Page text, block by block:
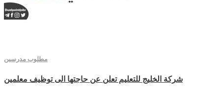
مطلوب مدرسين
شركة الخليج للتعليم تعلن عن حاجتها الى توظيف معلمين